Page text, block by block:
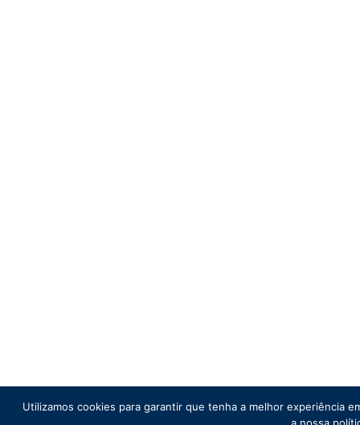
Utilizamos cookies para garantir que tenha a melhor experiência